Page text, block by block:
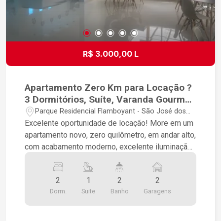
R$ 3.000,00 L
Apartamento Zero Km para Locação ?
3 Dormitórios, Suíte, Varanda Gourmet
e Lazer Completo
Parque Residencial Flamboyant - São José dos
Campos/SP
Excelente oportunidade de locação! More em um
apartamento novo, zero quilômetro, em andar alto,
com acabamento moderno, excelente iluminação
completo, totalmente equipado e decorado,
proporcionando conforto, segurança e qualidade
de vida para toda a família. O imóvel conta com 3
2
Dorm.
1
Suite
2
Banho
2
Garagens